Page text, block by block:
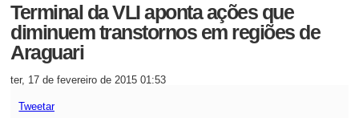
Terminal da VLI aponta ações que
diminuem transtornos em regiões de
Araguari
ter, 17 de fevereiro de 2015 01:53
Tweetar